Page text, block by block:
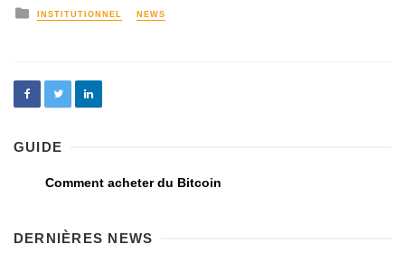
INSTITUTIONNEL NEWS
GUIDE
Comment acheter du Bitcoin
DERNIÈRES NEWS